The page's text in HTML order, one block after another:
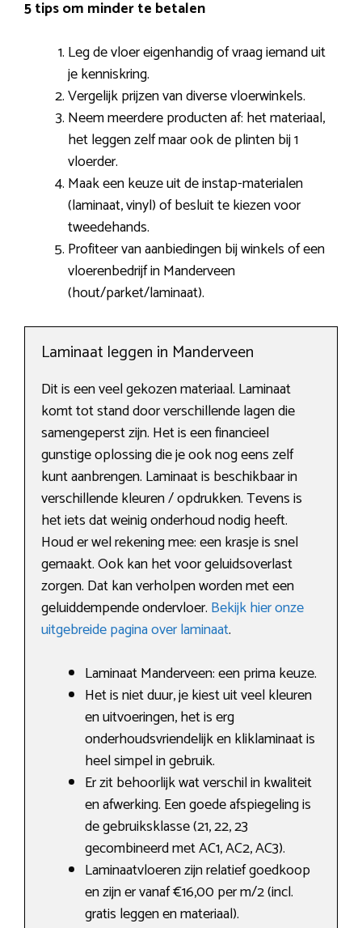
5 tips om minder te betalen
Leg de vloer eigenhandig of vraag iemand uit
je kenniskring.
Vergelijk prijzen van diverse vloerwinkels.
Neem meerdere producten af: het materiaal,
het leggen zelf maar ook de plinten bij 1
vloerder.
Maak een keuze uit de instap-materialen
(laminaat, vinyl) of besluit te kiezen voor
tweedehands.
Profiteer van aanbiedingen bij winkels of een
vloerenbedrijf in Manderveen
(hout/parket/laminaat).
Laminaat leggen in Manderveen
Dit is een veel gekozen materiaal. Laminaat
komt tot stand door verschillende lagen die
samengeperst zijn. Het is een financieel
gunstige oplossing die je ook nog eens zelf
kunt aanbrengen. Laminaat is beschikbaar in
verschillende kleuren / opdrukken. Tevens is
het iets dat weinig onderhoud nodig heeft.
Houd er wel rekening mee: een krasje is snel
gemaakt. Ook kan het voor geluidsoverlast
zorgen. Dat kan verholpen worden met een
geluiddempende ondervloer. Bekijk hier onze
uitgebreide pagina over laminaat.
Laminaat Manderveen: een prima keuze.
Het is niet duur, je kiest uit veel kleuren
en uitvoeringen, het is erg
onderhoudsvriendelijk en kliklaminaat is
heel simpel in gebruik.
Er zit behoorlijk wat verschil in kwaliteit
en afwerking. Een goede afspiegeling is
de gebruiksklasse (21, 22, 23
gecombineerd met AC1, AC2, AC3).
Laminaatvloeren zijn relatief goedkoop
en zijn er vanaf €16,00 per m/2 (incl.
gratis leggen en materiaal).